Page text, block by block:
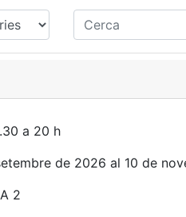
Cerca
a 20 h
de 2026 al 10 de
2